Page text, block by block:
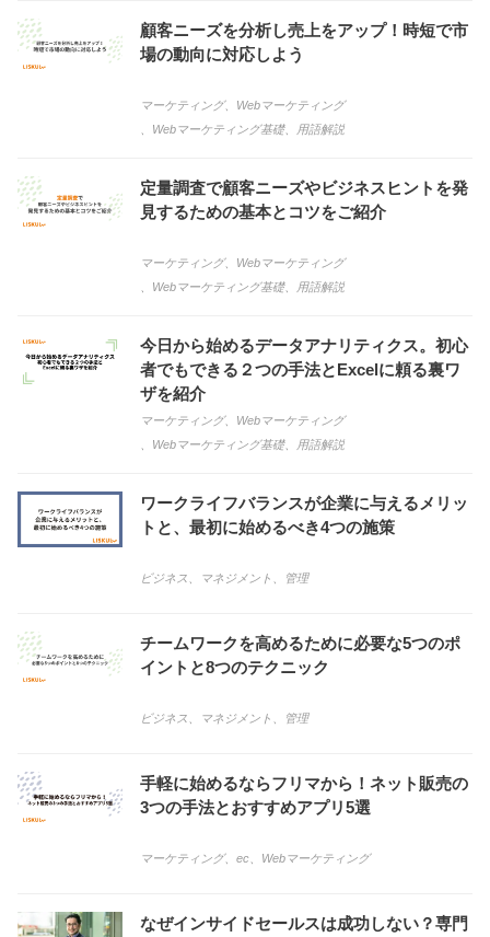
顧客ニーズを分析し売上をアップ！時短で市
場の動向に対応しよう
マーケティング、 Webマーケティング
Webマーケティング基礎、 用語解説
定量調査で顧客ニーズやビジネスヒントを発
見するための基本とコツをご紹介
マーケティング、 Webマーケティング
Webマーケティング基礎、 用語解説
今日から始めるデータアナリティクス。初心
者でもできる２つの手法とExcelに頼る裏ワ
ザを紹介
マーケティング、 Webマーケティング
Webマーケティング基礎、 用語解説
ワークライフバランスが企業に与えるメリッ
トと、最初に始めるべき4つの施策
ビジネス マネジメント 管理
チームワークを高めるために必要な5つのポ
イントと8つのテクニック
ビジネス マネジメント 管理
手軽に始めるならフリマから！ネット販売の
3つの手法とおすすめアプリ5選
マーケティング、 ec Webマーケティング
なぜインサイドセールスは成功しない？専門